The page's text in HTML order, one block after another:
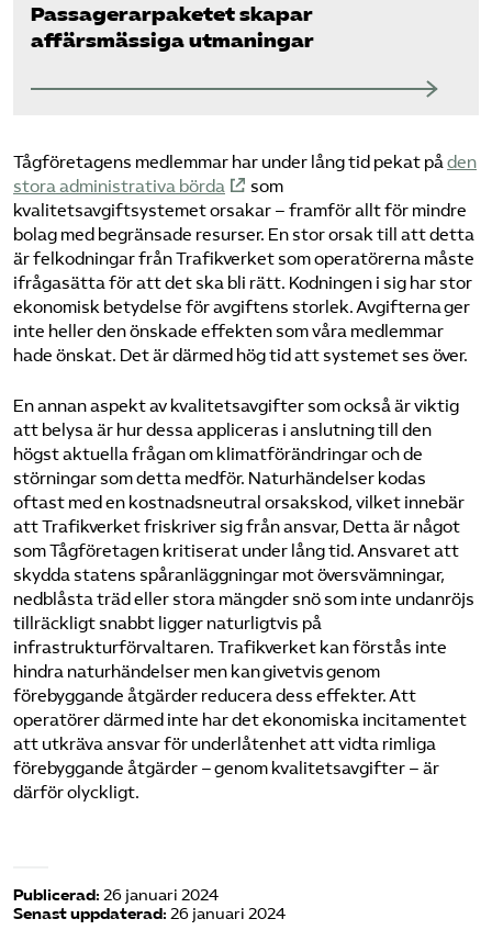
Passagerarpaketet skapar
affärsmässiga utmaningar
Tågföretagens medlemmar har under lång tid pekat påden
stora administrativa börda
som
kvalitetsavgiftsystemet orsakar – framför allt för mindre
bolag med begränsade resurser. En stor orsak till att detta
är felkodningar från Trafikverket som operatörerna måste
ifrågasätta för att det ska bli rätt. Kodningen i sig har stor
ekonomisk betydelse för avgiftens storlek. Avgifterna ger
inte heller den önskade effekten som våra medlemmar
hade önskat. Det är därmed hög tid att systemet ses över.
En annan aspekt av kvalitetsavgifter som också är viktig
att belysa är hur dessa appliceras i anslutning till den
högst aktuella frågan om klimatförändringar och de
störningar som detta medför. Naturhändelser kodas
oftast med en kostnadsneutral orsakskod, vilket innebär
att Trafikverket friskriver sig från ansvar, Detta är något
som Tågföretagen kritiserat under lång tid. Ansvaret att
skydda statens spåranläggningar mot översvämningar,
nedblåsta träd eller stora mängder snö som inte undanröjs
tillräckligt snabbt ligger naturligtvis på
infrastrukturförvaltaren. Trafikverket kan förstås inte
hindra naturhändelser men kan givetvis genom
förebyggande åtgärder reducera dess effekter. Att
operatörer därmed inte har det ekonomiska incitamentet
att utkräva ansvar för underlåtenhet att vidta rimliga
förebyggande åtgärder – genom kvalitetsavgifter – är
därför olyckligt.
Publicerad: 26 januari 2024
Senast uppdaterad: 26 januari 2024